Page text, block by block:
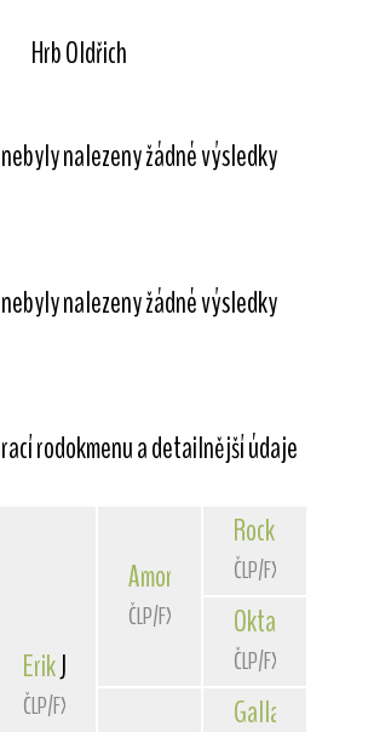
Hrb Oldřich
nalezeny žádné výsledky
nalezeny žádné výsledky
rodokmenu a detailnější údaje
ErikJavor-Haná
ČLP/FXH/28366
Amor z Kojeckého dvora
ČLP/FXH/24967
Rocky
ČLP/FXH/24363
Oktavia
ČLP/FXH/23513
Gallant